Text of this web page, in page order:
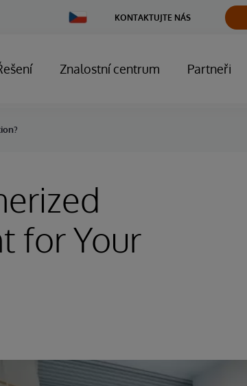
Change
Country
KONTAKTUJTE NÁS
Znalostní centrum Partneři
for Your